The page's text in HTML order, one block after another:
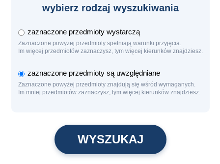
wybierz rodzaj wyszukiwania
zaznaczone przedmioty wystarczą
Zaznaczone powyżej przedmioty spełniają warunki przyjęcia.
Im więcej przedmiotów zaznaczysz, tym więcej kierunków znajdziesz.
zaznaczone przedmioty są uwzględniane
Zaznaczone powyżej przedmioty znajdują się wśród wymaganych.
Im mniej przedmiotów zaznaczysz, tym więcej kierunków znajdziesz.